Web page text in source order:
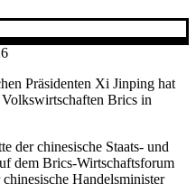
Präsidenten Xi Jinping hat
Brics in
der chinesische Staats- und
dem Brics-Wirtschaftsforum
Handelsminister